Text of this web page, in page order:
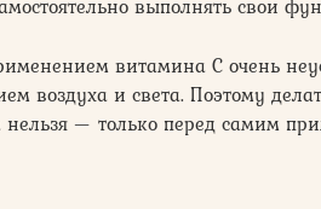
выполнять свои
витамина С очень
воздуха и света. Поэтому
— только перед самим